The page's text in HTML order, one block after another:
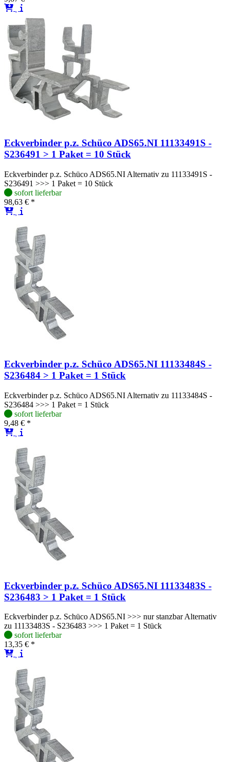
Eckverbinder p.z. Schüco ADS65.NI 11133491S -
S236491 > 1 Paket = 10 Stück
Eckverbinder p.z. Schüco ADS65.NI Alternativ zu 11133491S -
S236491 >>> 1 Paket = 10 Stück
sofort lieferbar
98,63 € *
Eckverbinder p.z. Schüco ADS65.NI 11133484S -
S236484 > 1 Paket = 1 Stück
Eckverbinder p.z. Schüco ADS65.NI Alternativ zu 11133484S -
S236484 >>> 1 Paket = 1 Stück
sofort lieferbar
9,48 € *
Eckverbinder p.z. Schüco ADS65.NI 11133483S -
S236483 > 1 Paket = 1 Stück
Eckverbinder p.z. Schüco ADS65.NI >>> nur stanzbar Alternativ
zu 11133483S - S236483 >>> 1 Paket = 1 Stück
sofort lieferbar
13,35 € *